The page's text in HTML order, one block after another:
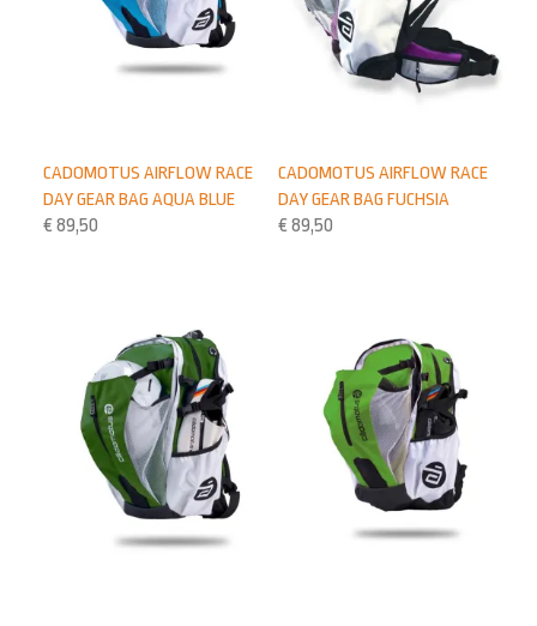
CADOMOTUS AIRFLOW RACE
DAY GEAR BAG FUCHSIA
€ 89,50
CADOMOTUS AIRFLOW RACE
DAY GEAR BAG AQUA BLUE
€ 89,50